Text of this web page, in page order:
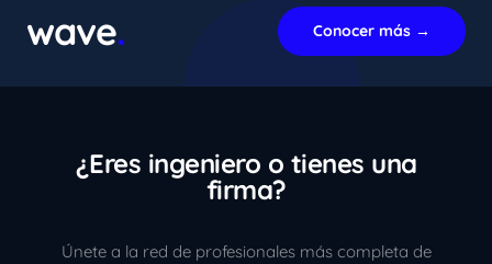
wave. Conocer más →
¿Eres ingeniero o tienes una
firma?
Únete a la red de profesionales más completa de